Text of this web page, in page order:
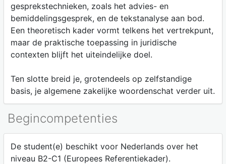
gesprekstechnieken, zoals het advies- en
bemiddelingsgesprek, en de tekstanalyse aan bod.
Een theoretisch kader vormt telkens het vertrekpunt,
maar de praktische toepassing in juridische
contexten blijft het uiteindelijke doel.
Ten slotte breid je, grotendeels op zelfstandige
basis, je algemene zakelijke woordenschat verder uit.
Begincompetenties
De student(e) beschikt voor Nederlands over het
niveau B2-C1 (Europees Referentiekader).